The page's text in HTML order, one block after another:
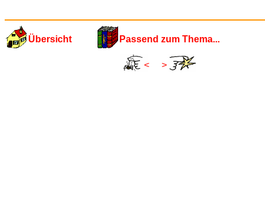
Übersicht Passend zum Thema...
< >